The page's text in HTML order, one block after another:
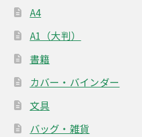
A4
A1（大判）
書籍
カバー・バインダー
文具
バッグ・雑貨